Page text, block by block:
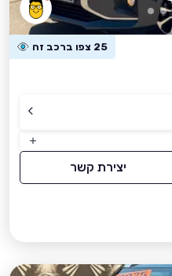
25 צפו ברכב זה
יצירת קשר